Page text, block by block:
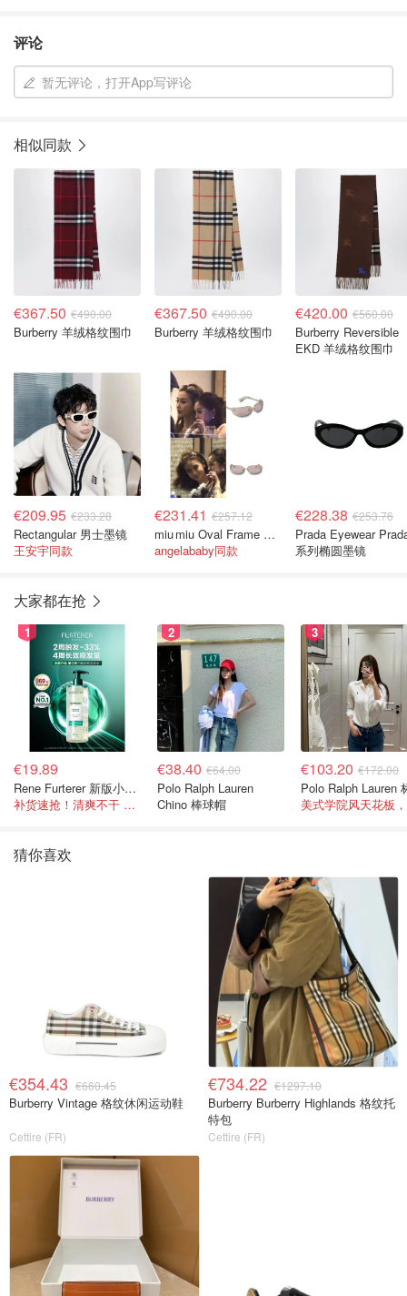
评论
暂无评论，打开App写评论
相似同款
€367.50 €490.00
Burberry 羊绒格纹围巾
€367.50 €490.00
Burberry 羊绒格纹围巾
€420.00 €560.00
Burberry Reversible
EKD 羊绒格纹围巾
€209.95 €233.28
Rectangular 男士墨镜
王安宇同款
€231.41 €257.12
miu miu Oval Frame 椭圆墨镜
angelababy同款
€228.38 €253.76
Prada Eyewear
系列椭圆墨镜
大家都在抢
1
€19.89
Rene Furterer 新版小白珠洗发水 500ml
补货速抢！清爽不干 蓬松强韧秀发
2
€38.40 €64.00
Polo Ralph Lauren
Chino 棒球帽
3
€103.20 €172.00
猜你喜欢
€354.43 €660.45
Burberry Vintage 格纹休闲运动鞋
Cettire (FR)
€734.22 €1297.10
Burberry Burberry Highlands 格纹托
特包
Cettire (FR)